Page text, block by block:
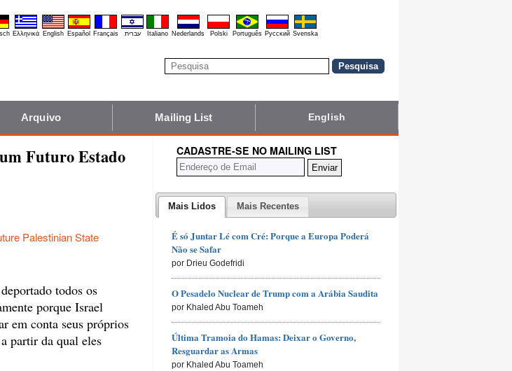
Ελληνικά English Español Français עברית Italiano Nederlands Polski Português Pyccĸий Svenska
Arquivo Mailing List English
Futuro Estado
Palestinian State
todos os
porque Israel
em conta seus próprios
partir da qual eles
CADASTRE-SE NO MAILING LIST
Mais Lidos Mais Recentes
É só Juntar Lé com Cré: Porque a Europa Poderá
Não se Safar
por Drieu Godefridi
O Pesadelo Nuclear de Trump com a Arábia Saudita
por Khaled Abu Toameh
Última Tramoia do Hamas: Deixar o Governo,
Resguardar as Armas
por Khaled Abu Toameh